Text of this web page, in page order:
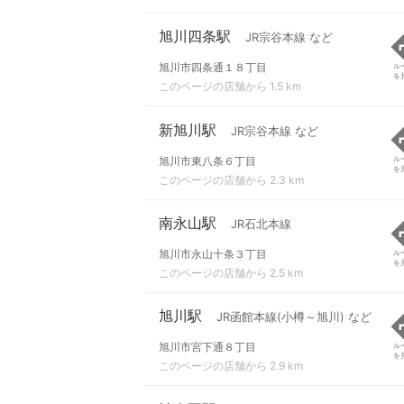
旭川四条駅 JR宗谷本線 など
旭川市四条通１８丁目
このページの店舗から 1.5 km
ル
を
新旭川駅 JR宗谷本線 など
旭川市東八条６丁目
このページの店舗から 2.3 km
ル
を
南永山駅 JR石北本線
旭川市永山十条３丁目
このページの店舗から 2.5 km
ル
を
旭川駅 JR函館本線(小樽～旭川) など
旭川市宮下通８丁目
このページの店舗から 2.9 km
ル
を